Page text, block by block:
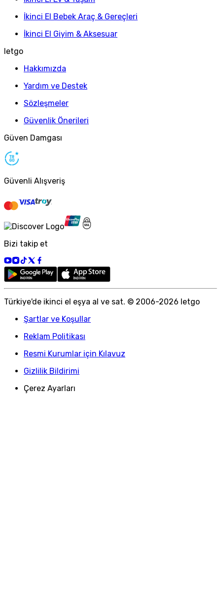
İkinci El Bebek Araç & Gereçleri
İkinci El Giyim & Aksesuar
letgo
Hakkımızda
Yardım ve Destek
Sözleşmeler
Güvenlik Önerileri
Güven Damgası
Güvenli Alışveriş
Bizi takip et
Türkiye'de ikinci el eşya al ve sat. © 2006-2026 letgo
Şartlar ve Koşullar
Reklam Politikası
Resmi Kurumlar için Kılavuz
Gizlilik Bildirimi
Çerez Ayarları